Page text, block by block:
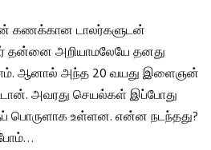
கணக்கான டாலர்களுடன்
தன்னை அறியாமலேயே தனது
ஆனால் அந்த 20 வயது இளைஞன்
அவரது செயல்கள் இப்போது
பொருளாக உள்ளன. என்ன நடந்தது?